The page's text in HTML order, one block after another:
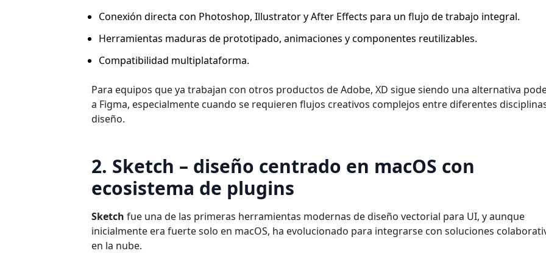
Conexión directa con Photoshop, Illustrator y After Effects para un flujo de trabajo integral.
Herramientas maduras de prototipado, animaciones y componentes reutilizables.
Compatibilidad multiplataforma.
Para equipos que ya trabajan con otros productos de Adobe, XD sigue siendo una alternativa
a Figma, especialmente cuando se requieren flujos creativos complejos entre diferentes
diseño.
2. Sketch – diseño centrado en macOS con
ecosistema de plugins
Sketch fue una de las primeras herramientas modernas de diseño vectorial para UI, y aunque
inicialmente era fuerte solo en macOS, ha evolucionado para integrarse con soluciones
en la nube.